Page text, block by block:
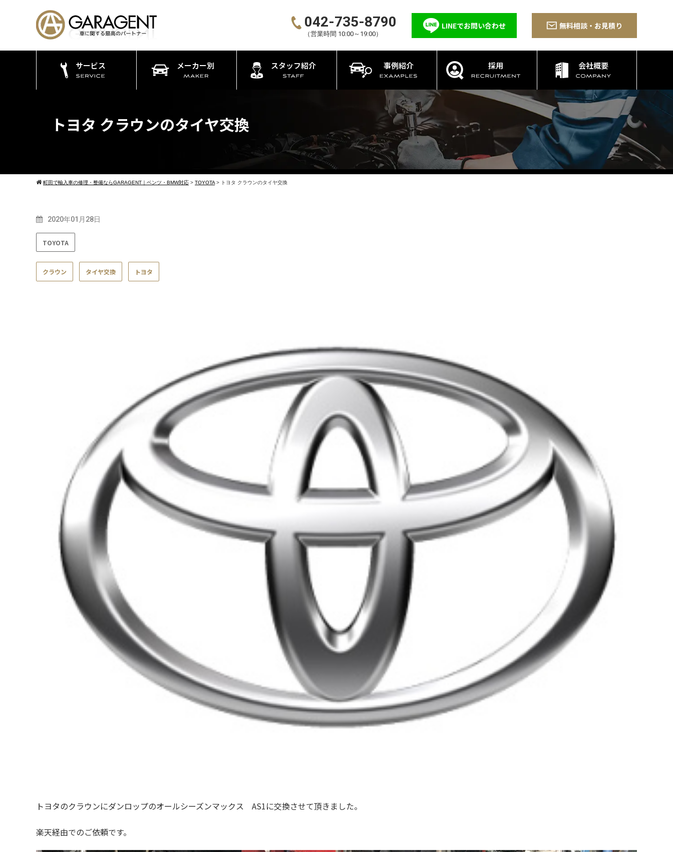
042-735-8790
（営業時間 10:00～19:00）
LINEでお問い合わせ 無料相談・お見積り
サービス メーカー別 スタッフ紹介 事例紹介 採用 会社概要
トヨタ クラウンのタイヤ交換
町田で輸入車の修理・整備ならGARAGENT｜ベンツ・BMW対応 > TOYOTA > トヨタ クラウンのタイヤ交換
2020年01月28日
TOYOTA
クラウン タイヤ交換 トヨタ
トヨタのクラウンにダンロップのオールシーズンマックス AS1に交換させて頂きました。
楽天経由でのご依頼です。